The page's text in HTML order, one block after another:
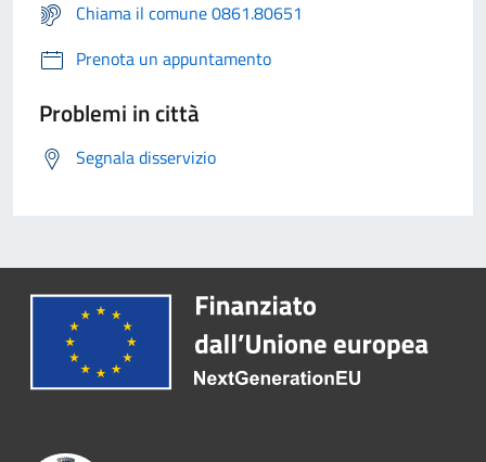
Chiama il comune 0861.80651
Prenota un appuntamento
Problemi in città
Segnala disservizio